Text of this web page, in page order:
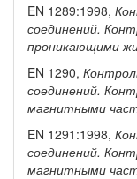
EN 1289:1998,
соединений.
проникающими
EN 1290,
соединений.
магнитными
EN 1291:1998,
соединений.
магнитными